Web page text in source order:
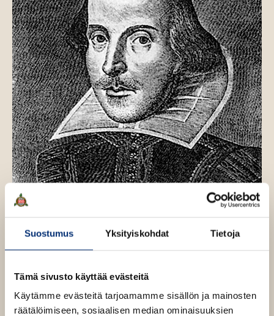
Suostumus Yksityiskohdat Tietoja
Tämä sivusto käyttää evästeitä
Käytämme evästeitä tarjoamamme sisällön ja mainosten
räätälöimiseen, sosiaalisen median ominaisuuksien